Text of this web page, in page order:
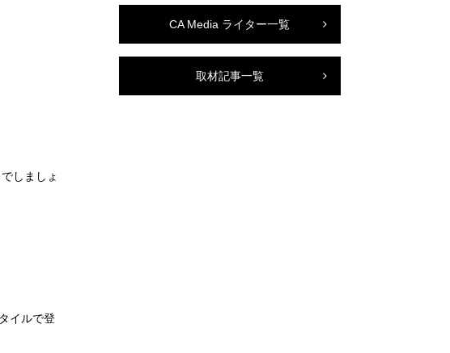
しましょ
イルで登
CA Media ライター一覧
取材記事一覧